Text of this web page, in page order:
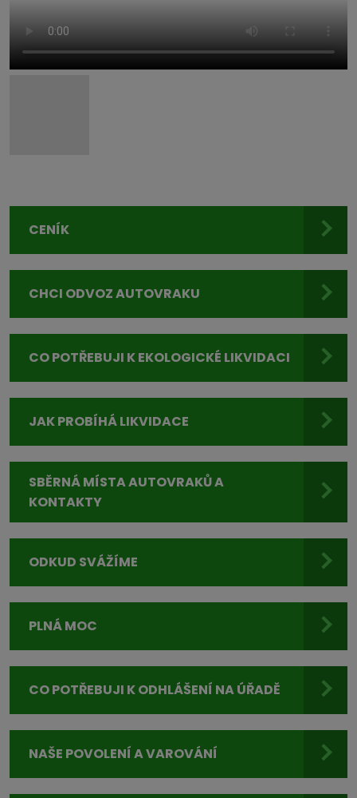
CENÍK
CHCI ODVOZ AUTOVRAKU
CO POTŘEBUJI K EKOLOGICKÉ LIKVIDACI
JAK PROBÍHÁ LIKVIDACE
SBĚRNÁ MÍSTA AUTOVRAKŮ A
KONTAKTY
ODKUD SVÁŽÍME
PLNÁ MOC
CO POTŘEBUJI K ODHLÁŠENÍ NA ÚŘADĚ
NAŠE POVOLENÍ A VAROVÁNÍ